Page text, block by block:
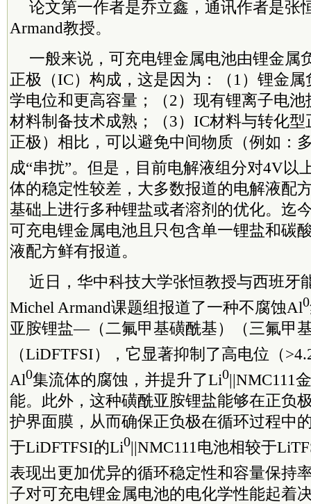
论文第一作者是乔立鑫，通讯作者是张
Armand教授。
一般来说，可充电锂金属电池由锂金属
正极（IC）构成，这是因为：（1）锂金
学电位和更高容量；（2）现有锂离子电
材料制备技术成熟；（3）IC材料与转化
正极）相比，可以避免中间物质（例如：
成“串扰”。但是，目前电解液组分对4V以
体的稳定性较差，大多数报道的电解液配
基础上进行多种锂盐或者溶剂的优化。迄
可充电锂金属电池且只包含单一锂盐和碳
液配方鲜有报道。
近日，华中科技大学张恒教授与西班牙
Michel Armand课题组报道了一种不腐蚀Al0
亚胺锂盐—（二氟甲基磺酰基）（三氟甲
（LiDFTFSI），它显著抑制了高电位（
Al0集流体的腐蚀，并提升了Li0||NMC111
能。此外，这种磺酰亚胺锂盐能够在正负
护界面膜，从而确保正负极在循环过程中
于LiDFTFSI的Li0||NMC111电池相较于
表现出更加优异的循环稳定性和容量保持
子对可充电锂金属电池的电化学性能起着